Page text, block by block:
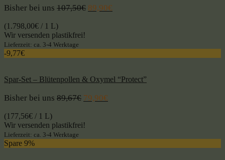
Bisher bei uns 107,50€ 89,90€
(1.798,00€ / 1 L)
Wir versenden plastikfrei!
Lieferzeit: ca. 3-4 Werktage
-9,77€
Spar-Set – Blütenpollen & Oxymel “Protect”
Bisher bei uns 89,67€ 79,90€
(177,56€ / 1 L)
Wir versenden plastikfrei!
Lieferzeit: ca. 3-4 Werktage
Spare 9%